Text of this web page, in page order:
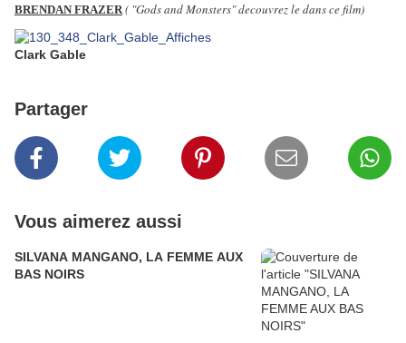
BRENDAN FRAZER( "Gods and Monsters" decouvrez le dans ce film)
Clark Gable
Partager
Vous aimerez aussi
SILVANA MANGANO, LA FEMME AUX
BAS NOIRS